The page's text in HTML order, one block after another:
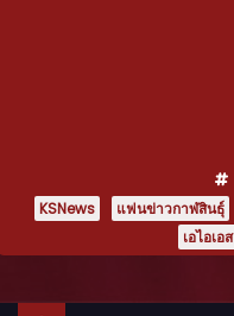
KSNews แฟนข่าวกาฬสินธุ์
เอไอเอส